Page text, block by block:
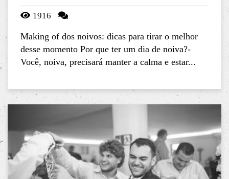
1916
Making of dos noivos: dicas para tirar o melhor
desse momento Por que ter um dia de noiva?-
Você, noiva, precisará manter a calma e estar...